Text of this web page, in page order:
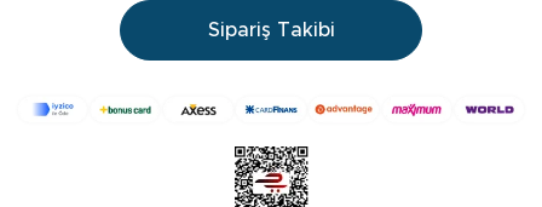
Sipariş Takibi